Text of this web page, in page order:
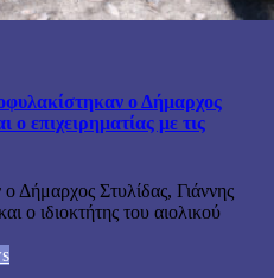
ο Δήμαρχος
ο επιχειρηματίας με τις
Δήμαρχος Στυλίδας, Γιάννης
ο ιδιοκτήτης του αιολικού